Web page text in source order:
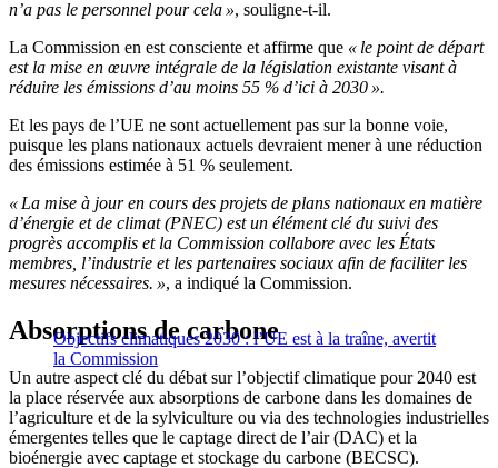
n’a pas le personnel pour cela », souligne-t-il.
La Commission en est consciente et affirme que « le point de départ
est la mise en œuvre intégrale de la législation existante visant à
réduire les émissions d’au moins 55 % d’ici à 2030 ».
Et les pays de l’UE ne sont actuellement pas sur la bonne voie,
puisque les plans nationaux actuels devraient mener à une réduction
des émissions estimée à 51 % seulement.
« La mise à jour en cours des projets de plans nationaux en matière
d’énergie et de climat (PNEC) est un élément clé du suivi des
progrès accomplis et la Commission collabore avec les États
membres, l’industrie et les partenaires sociaux afin de faciliter les
mesures nécessaires. », a indiqué la Commission.
Objectifs climatiques 2030 : l’UE est à la traîne, avertit
la Commission
Absorptions de carbone
Un autre aspect clé du débat sur l’objectif climatique pour 2040 est
la place réservée aux absorptions de carbone dans les domaines de
l’agriculture et de la sylviculture ou via des technologies industrielles
émergentes telles que le captage direct de l’air (DAC) et la
bioénergie avec captage et stockage du carbone (BECSC).